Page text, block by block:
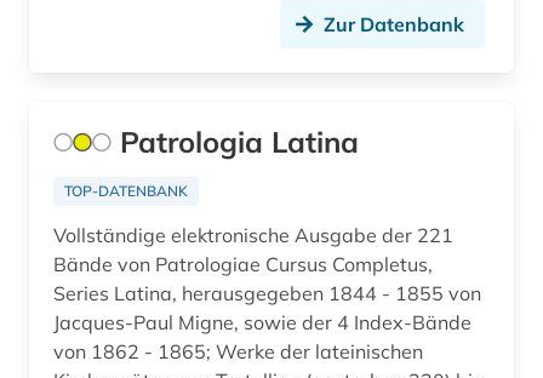
geisteswissenschaften (1)
genealogie (1)
geographie (1)
gercen (1)
germanen (1)
Zur Datenbank
Patrologia Latina
TOP-DATENBANK
Vollständige elektronische Ausgabe der 221
Bände von Patrologiae Cursus Completus,
Series Latina, herausgegeben 1844 - 1855 von
Jacques-Paul Migne, sowie der 4 Index-Bände
von 1862 - 1865; Werke der lateinischen